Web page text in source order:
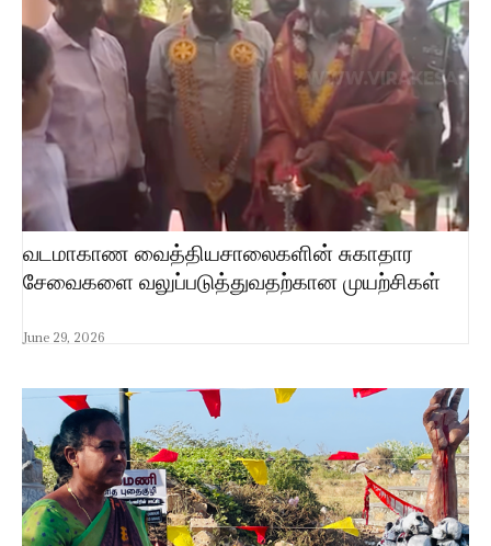
வடமாகாண வைத்தியசாலைகளின் சுகாதார
சேவைகளை வலுப்படுத்துவதற்கான முயற்சிகள்
June 29, 2026